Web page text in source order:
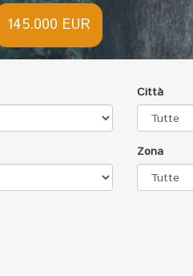
360.000 EUR
Città
Zona